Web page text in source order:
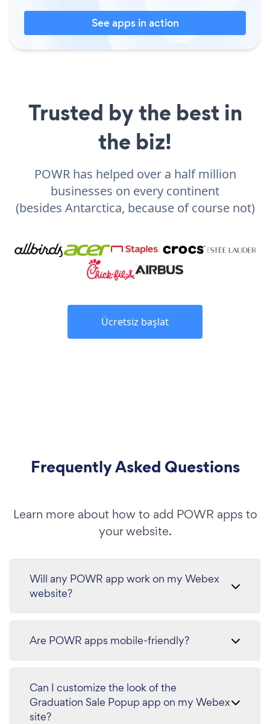
See apps in action
Trusted by the best in
the biz!
POWR has helped over a half million
businesses on every continent
(besides Antarctica, because of course not)
Ücretsiz başlat
Frequently Asked Questions
Learn more about how to add POWR apps to
your website.
Will any POWR app work on my Webex
website?
Are POWR apps mobile-friendly?
Can I customize the look of the
Graduation Sale Popup app on my Webex
site?